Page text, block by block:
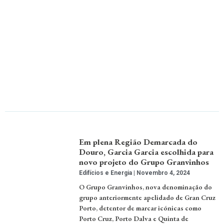
Em plena Região Demarcada do
Douro, Garcia Garcia escolhida para
novo projeto do Grupo Granvinhos
Edifícios e Energia Novembro 4, 2024
O Grupo Granvinhos, nova denominação do
grupo anteriormente apelidado de Gran Cruz
Porto, detentor de marcar icónicas como
Porto Cruz, Porto Dalva e Quinta de